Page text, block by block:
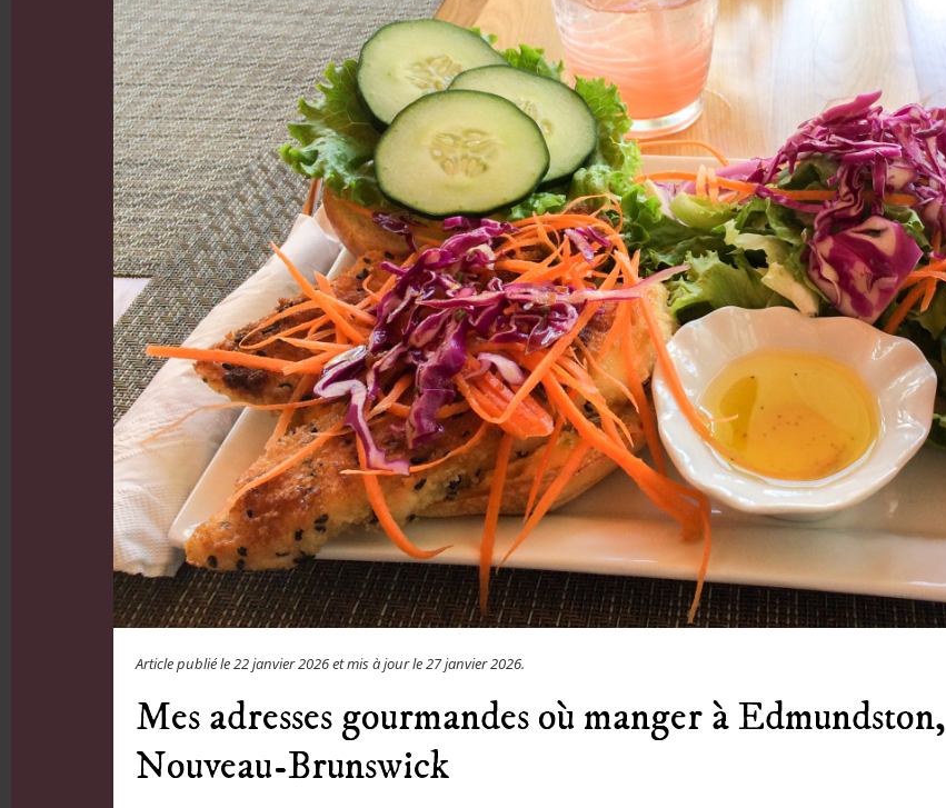
Article publié le22 janvier 2026et mis à jour le27 janvier 2026.
Mes adresses gourmandes où manger à Edmundston,
Nouveau-Brunswick